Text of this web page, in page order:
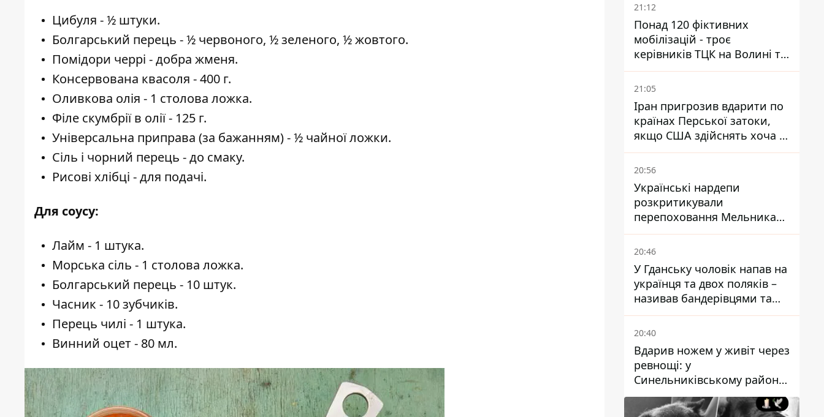
Цибуля - ½ штуки.
Болгарський перець - ½ червоного, ½ зеленого, ½ жовтого.
Помідори черрі - добра жменя.
Консервована квасоля - 400 г.
Оливкова олія - 1 столова ложка.
Філе скумбрії в олії - 125 г.
Універсальна приправа (за бажанням) - ½ чайної ложки.
Сіль і чорний перець - до смаку.
Рисові хлібці - для подачі.
Для соусу:
Лайм - 1 штука.
Морська сіль - 1 столова ложка.
Болгарський перець - 10 штук.
Часник - 10 зубчиків.
Перець чилі - 1 штука.
Винний оцет - 80 мл.
21:12
Понад 120 фіктивних
мобілізацій - троє
керівників ТЦК на Волині та
Буковині отримали підозри
за фейкові звіти
21:05
Іран пригрозив вдарити по
країнах Перської затоки,
якщо США здійснять хоча б
одну атаку - Reuters
20:56
Українські нардепи
розкритикували
перепоховання Мельника
через ризик дипломатичної
ізоляції
20:46
У Гданську чоловік напав на
українця та двох поляків –
називав бандерівцями та
поводився агресивно
20:40
Вдарив ножем у живіт через
ревнощі: у
Синельниківському районі
затримали 49-річного
чоловіка за вбивство